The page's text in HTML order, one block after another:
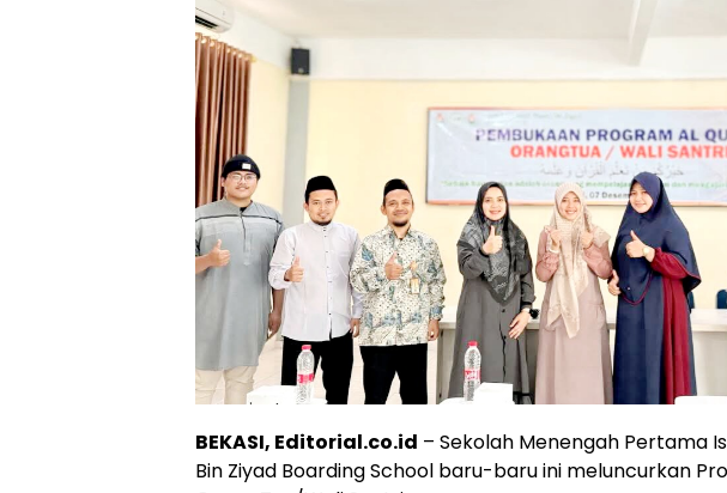
BEKASI, Editorial.co.id – Sekolah Menengah Pertama
Bin Ziyad Boarding School baru-baru ini meluncurkan